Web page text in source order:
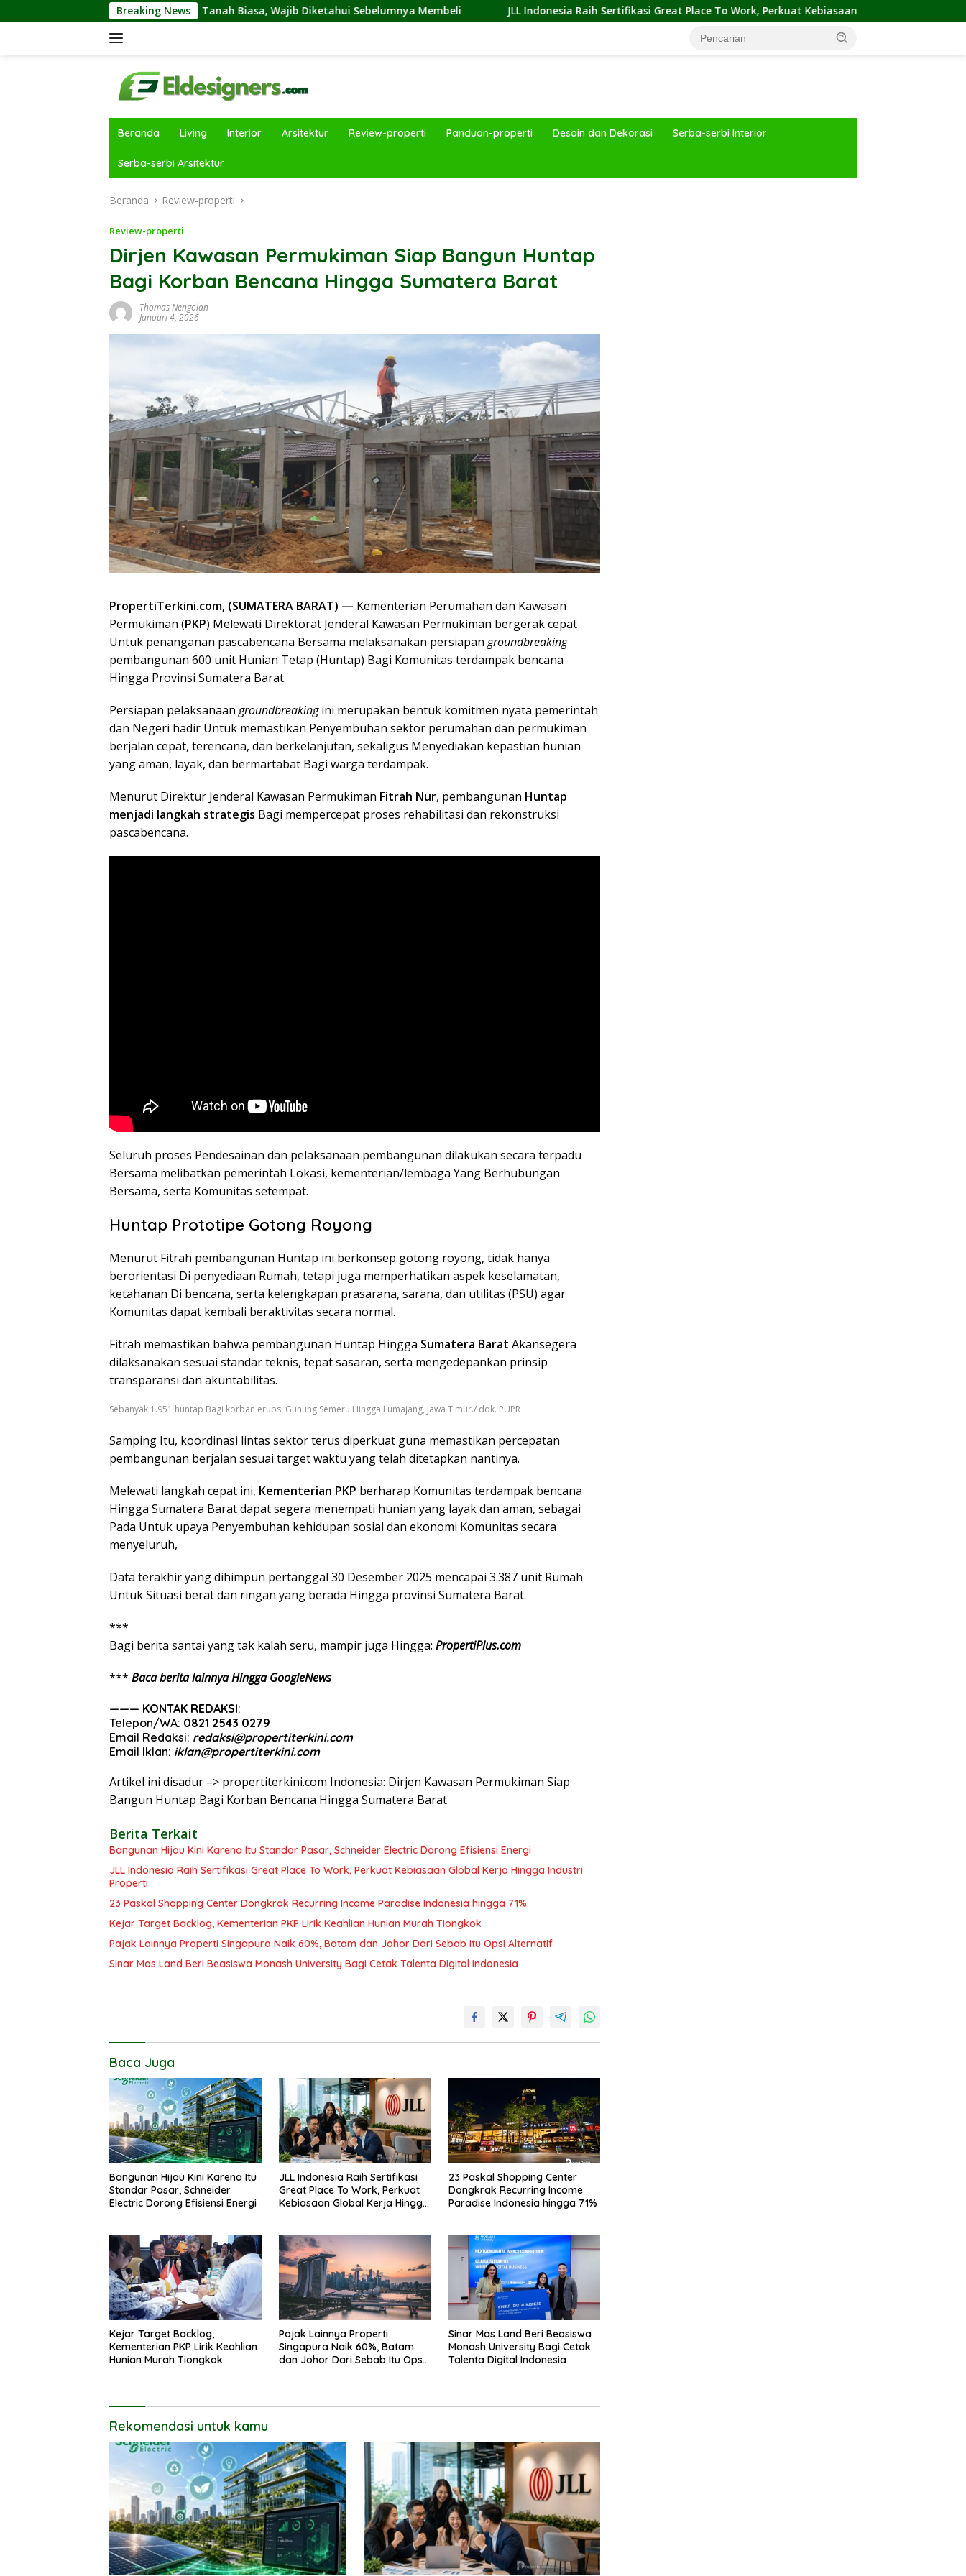
ke
Breaking News
Kavling dan Tanah Biasa, Wajib Diketahui Sebelumnya Membeli JLL Indonesia Raih Sertifikasi Great Place To Work, Perkuat Kebiasaan Global Kerja Hingga Industri Properti
Beranda Living Interior Arsitektur Review-properti Panduan-properti Desain dan Dekorasi Serba-serbi Interior
Serba-serbi Arsitektur
Beranda Review-properti
Review-properti
Dirjen Kawasan Permukiman Siap Bangun Huntap
Bagi Korban Bencana Hingga Sumatera Barat
Thomas Nengolan
Januari 4, 2026
PropertiTerkini.com, (SUMATERA BARAT) — Kementerian Perumahan dan Kawasan
Permukiman (PKP) Melewati Direktorat Jenderal Kawasan Permukiman bergerak cepat
Untuk penanganan pascabencana Bersama melaksanakan persiapan groundbreaking
pembangunan 600 unit Hunian Tetap (Huntap) Bagi Komunitas terdampak bencana
Hingga Provinsi Sumatera Barat.
Persiapan pelaksanaan groundbreakingini merupakan bentuk komitmen nyata pemerintah
dan Negeri hadir Untuk memastikan Penyembuhan sektor perumahan dan permukiman
berjalan cepat, terencana, dan berkelanjutan, sekaligus Menyediakan kepastian hunian
yang aman, layak, dan bermartabat Bagi warga terdampak.
Menurut Direktur Jenderal Kawasan Permukiman Fitrah Nur, pembangunan Huntap
menjadi langkah strategis Bagi mempercepat proses rehabilitasi dan rekonstruksi
pascabencana.
Seluruh proses Pendesainan dan pelaksanaan pembangunan dilakukan secara terpadu
Bersama melibatkan pemerintah Lokasi, kementerian/lembaga Yang Berhubungan
Bersama, serta Komunitas setempat.
Huntap Prototipe Gotong Royong
Menurut Fitrah pembangunan Huntap ini berkonsep gotong royong, tidak hanya
berorientasi Di penyediaan Rumah, tetapi juga memperhatikan aspek keselamatan,
ketahanan Di bencana, serta kelengkapan prasarana, sarana, dan utilitas (PSU) agar
Komunitas dapat kembali beraktivitas secara normal.
Fitrah memastikan bahwa pembangunan Huntap Hingga Sumatera Barat Akansegera
dilaksanakan sesuai standar teknis, tepat sasaran, serta mengedepankan prinsip
transparansi dan akuntabilitas.
Sebanyak 1.951 huntap Bagi korban erupsi Gunung Semeru Hingga Lumajang, Jawa Timur./ dok. PUPR
Samping Itu, koordinasi lintas sektor terus diperkuat guna memastikan percepatan
pembangunan berjalan sesuai target waktu yang telah ditetapkan nantinya.
Melewati langkah cepat ini, Kementerian PKP berharap Komunitas terdampak bencana
Hingga Sumatera Barat dapat segera menempati hunian yang layak dan aman, sebagai
Pada Untuk upaya Penyembuhan kehidupan sosial dan ekonomi Komunitas secara
menyeluruh,
Data terakhir yang dihimpun pertanggal 30 Desember 2025 mencapai 3.387 unit Rumah
Untuk Situasi berat dan ringan yang berada Hingga provinsi Sumatera Barat.
***
Bagi berita santai yangtak kalah seru, mampir juga Hingga: PropertiPlus.com
*** Baca berita lainnya Hingga GoogleNews
——— KONTAK REDAKSI:
Telepon/WA: 0821 2543 0279
Email Redaksi: redaksi@propertiterkini.com
Email Iklan: iklan@propertiterkini.com
Artikel ini disadur –> propertiterkini.com Indonesia: Dirjen Kawasan Permukiman Siap
Bangun Huntap Bagi Korban Bencana Hingga Sumatera Barat
Berita Terkait
Bangunan Hijau Kini Karena Itu Standar Pasar, Schneider Electric Dorong Efisiensi Energi
JLL Indonesia Raih Sertifikasi Great Place To Work, Perkuat Kebiasaan Global Kerja Hingga Industri
Properti
23 Paskal Shopping Center Dongkrak Recurring Income Paradise Indonesia hingga 71%
Kejar Target Backlog, Kementerian PKP Lirik Keahlian Hunian Murah Tiongkok
Pajak Lainnya Properti Singapura Naik 60%, Batam dan Johor Dari Sebab Itu Opsi Alternatif
Sinar Mas Land Beri Beasiswa Monash University Bagi Cetak Talenta Digital Indonesia
Baca Juga
Bangunan Hijau Kini Karena Itu
Standar Pasar, Schneider
Electric Dorong Efisiensi Energi
JLL Indonesia Raih Sertifikasi
Great Place To Work, Perkuat
Kebiasaan Global Kerja Hingga
23 Paskal Shopping Center
Dongkrak Recurring Income
Paradise Indonesia hingga 71%
Kejar Target Backlog,
Kementerian PKP Lirik Keahlian
Hunian Murah Tiongkok
Pajak Lainnya Properti
Singapura Naik 60%, Batam
dan Johor Dari Sebab Itu Opsi
Sinar Mas Land Beri Beasiswa
Monash University Bagi Cetak
Talenta Digital Indonesia
Rekomendasi untuk kamu